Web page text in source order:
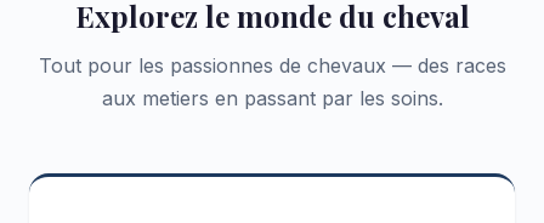
Explorez le monde du cheval
Tout pour les passionnes de chevaux — des races
aux metiers en passant par les soins.